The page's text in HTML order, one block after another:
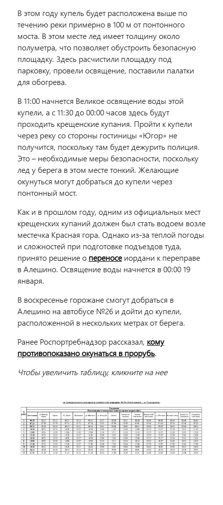
В этом году купель будет расположена выше по
течению реки примерно в 100 м от понтонного
моста. В этом месте лед имеет толщину около
полуметра, что позволяет обустроить безопасную
площадку. Здесь расчистили площадку под
парковку, провели освящение, поставили палатки
для обогрева.
В 11:00 начнется Великое освящение воды этой
купели, а с 11:30 до 00:00 часов здесь будут
проходить крещенские купания. Пройти к купели
через реку со стороны гостиницы «Югор» не
получится, поскольку там будет дежурить полиция.
Это – необходимые меры безопасности, поскольку
лед у берега в этом месте тонкий. Желающие
окунуться могут добраться до купели через
понтонный мост.
Как и в прошлом году, одним из официальных мест
крещенских купаний должен был стать водоем возле
местечка Красная гора. Однако из-за теплой погоды
и сложностей при подготовке подъездов туда,
принято решение о переносеиордани к переправе
в Алешино. Освящение воды начнется в 00:00 19
января.
В воскресенье горожане смогут добраться в
Алешино на автобусе №26 и дойти до купели,
расположенной в нескольких метрах от берега.
Ранее Роспортребнадзор рассказал, кому
противопоказано окунаться в прорубь.
Чтобы увеличить таблицу, кликните на нее